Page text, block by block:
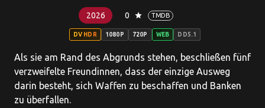
2026 0 star TMDB
DV HDR 1080P 720P WEB DD5.1
Als sie am Rand des Abgrunds stehen, beschließen fünf
verzweifelte Freundinnen, dass der einzige Ausweg
darin besteht, sich Waffen zu beschaffen und Banken
zu überfallen.